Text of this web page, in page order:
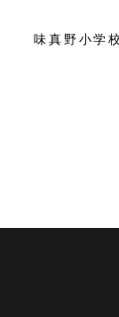
味真野小学